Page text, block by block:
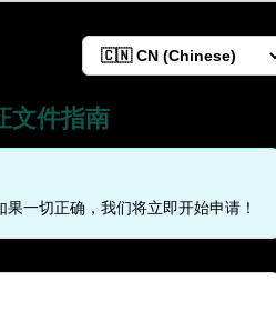
文件指南
果一切正确，我们将立即开始申请！